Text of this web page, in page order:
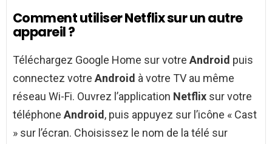
Comment utiliser Netflix sur un autre
appareil ?
Téléchargez Google Home sur votre Android puis
connectez votre Android à votre TV au même
réseau Wi-Fi. Ouvrez l’application Netflix sur votre
téléphone Android, puis appuyez sur l’icône « Cast
» sur l’écran. Choisissez le nom de la télé sur